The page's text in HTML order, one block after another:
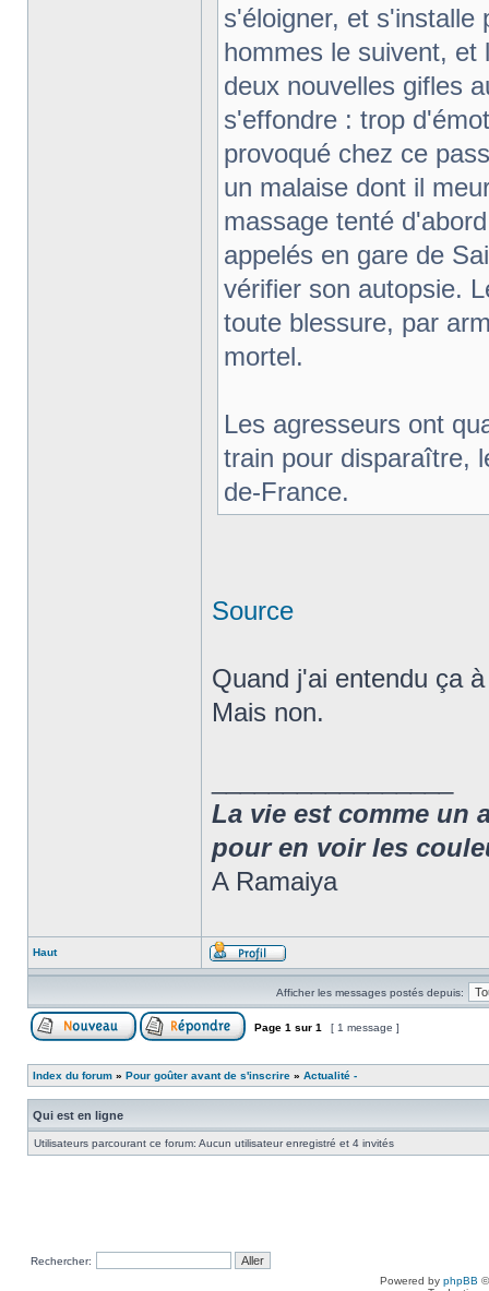
s'éloigner, et s'installe
hommes le suivent, et
deux nouvelles gifles
s'effondre : trop
provoqué chez ce
un malaise dont il
massage tenté
appelés en gare de
vérifier son autopsie.
toute blessure, par
mortel.
Les agresseurs ont
train pour disparaître,
de-France.
Source
Quand j'ai entendu ça
Mais non.
La vie est comme un
pour en voir les
A Ramaiya
Haut
Afficher les messages postés depuis:
Page 1 sur 1 [ 1 message ]
Index du forum » Pour goûter avant de s'inscrire » Actualité -
Qui est en ligne
Utilisateurs parcourant ce forum: Aucun utilisateur enregistré et 4 invités
Rechercher:
Powered by phpBB